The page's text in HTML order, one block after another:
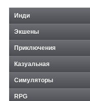
Инди
Экшены
Приключения
Казуальная
Симуляторы
RPG